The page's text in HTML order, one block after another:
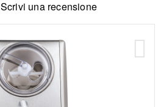
Scrivi una recensione